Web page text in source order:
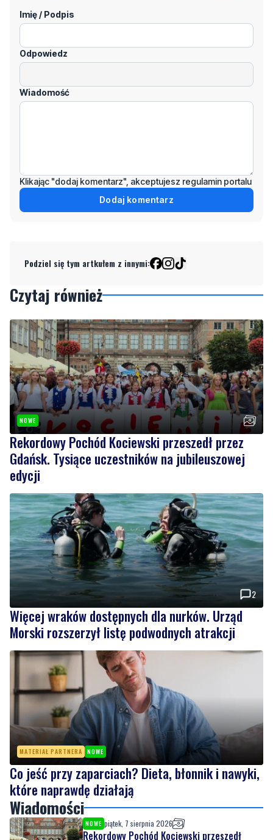
Imię / Podpis
Odpowiedz
Wiadomość
Klikając "dodaj komentarz", akceptujesz regulamin portalu
Dodaj komentarz
Podziel się tym artkułem z innymi:
Czytaj również
NOWE
Rekordowy Pochód Kociewski przeszedł przez
Gdańsk. Tysiące uczestników na jubileuszowej
edycji
2
Więcej wraków dostępnych dla nurków. Urząd
Morski rozszerzył listę podwodnych atrakcji
MATERIAŁ PARTNERA NOWE
Co jeść przy zaparciach? Dieta, błonnik i nawyki,
które naprawdę działają
Wiadomości
NOWE piątek, 7 sierpnia 2026
Rekordowy Pochód Kociewski przeszedł